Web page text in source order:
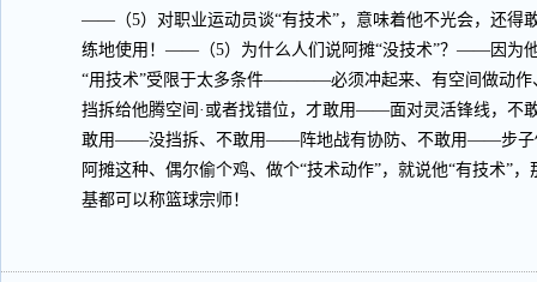
——（5）对职业运动员谈“有技术”，意味着他不光会，还得
练地使用！——（5）为什么人们说阿摊“没技术”？——因为
“用技术”受限于太多条件————必须冲起来、有空间做动
挡拆给他腾空间·或者找错位，才敢用——面对灵活锋线，
敢用——没挡拆、不敢用——阵地战有协防、不敢用——步子
阿摊这种、偶尔偷个鸡、做个“技术动作”，就说他“有技术”
基都可以称篮球宗师！